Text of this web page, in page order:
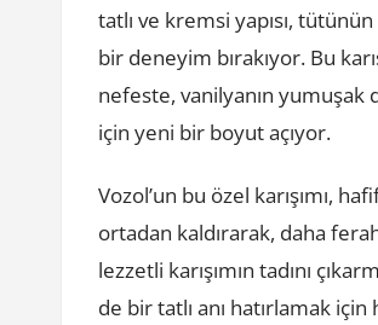
tatlı ve kremsi yapısı,
bir deneyim bırakıyor. Bu
nefeste, vanilyanın
için yeni bir boyut açıyor.
Vozol’un bu özel karışımı,
ortadan kaldırarak, daha
lezzetli karışımın tadını
de bir tatlı anı hatırlamak